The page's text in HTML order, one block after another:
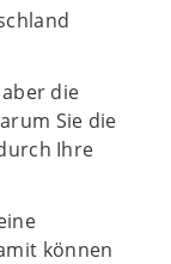
die
Sie die
Ihre
können